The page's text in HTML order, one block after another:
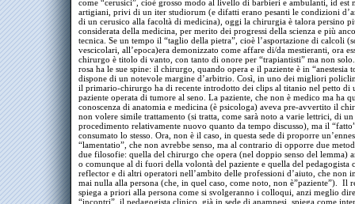
come “cerusici”, cioè grosso modo al livello di barbieri e ambulanti, id est
artigiani, privi di un iter studiorum (e difatti erano pesanti le condizioni
di un cerusico alla facoltà di medicina), oggi la chirurgia è talora persino
considerata della medicina, per merito dei progressi della scienza e più
tecnica. Se un tempo il “taglio della pietra”, cioè l’asportazione di calcoli
vescicolari, all’epoca)era demonizzato come affare di/da mestieranti, ora
chirurgo è titolo di vanto, con tanto di onore per “trapiantisti” ma non
rosa ha le sue spine: il chirurgo, quando opera e il paziente è in “anestesia
dispone di un notevole margine d’arbitrio. Così, in uno dei migliori
il primario-chirurgo ha di recente introdotto dei clips al titanio nel petto di
paziente operata di tumore al seno. La paziente, che non è medico ma ha
conoscenza di anatomia e medicina (è psicologa) aveva pre-avvertito il
non volere simile trattamento (si tratta, come sarà noto a varie lettrici, di un
procedimento relativamente nuovo quanto da tempo discusso), ma il
consumato lo stesso. Ora, non è il caso, in questa sede di proporre
“lamentatio”, che non avrebbe senso, ma al contrario di opporre due
due filosofie: quella del chirurgo che opera (nel doppio senso del lemma)
o comunque al di fuori della volontà del paziente e quella del pedagogista
reflector e di altri operatori nell’ambito delle professioni d’aiuto, che non
mai nulla alla persona (che, in quel caso, come noto, non è”paziente”). Il
spiega a priori alla persona come si svolgeranno i colloqui, anzi meglio
“incontri”, il pedagogista clinico, già in sede di anamnesi, spiega come